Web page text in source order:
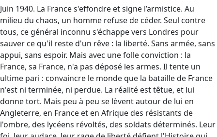
Juin 1940. La France s'effondre et signe l’armistice. Au
milieu du chaos, un homme refuse de céder. Seul contre
tous, ce général inconnu s'échappe vers Londres pour
sauver ce qu'il reste d'un rêve : la liberté. Sans armée, sans
appui, sans espoir. Mais avec une folle conviction : la
France, sa France, n'a pas déposé les armes. Il tente un
ultime pari : convaincre le monde que la bataille de France
n'est ni terminée, ni perdue. La réalité est têtue, et lui
donne tort. Mais peu à peu se lèvent autour de lui en
Angleterre, en France et en Afrique des résistants de
l'ombre, des lycéens révoltés, des soldats déterminés. Leur